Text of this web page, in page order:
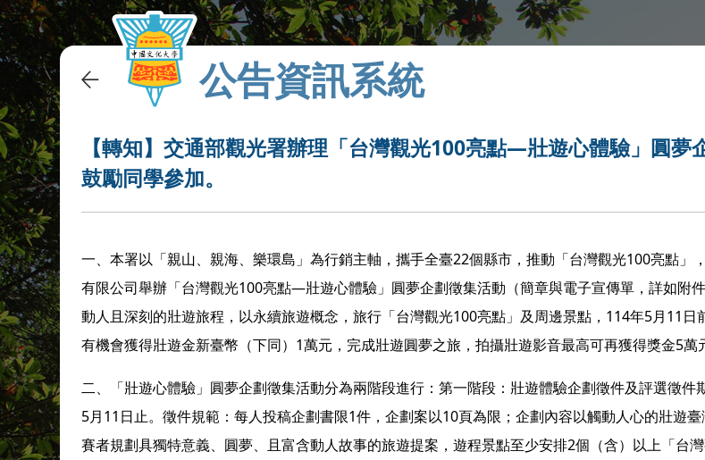
公告資訊系統
【轉知】交通部觀光署辦理「台灣觀光100亮點—壯遊心體驗」圓夢
鼓勵同學參加。
一、本署以「親山、親海、樂環島」為行銷主軸，攜手全臺22個縣市，推動「台灣觀光100亮點」
有限公司舉辦「台灣觀光100亮點—壯遊心體驗」圓夢企劃徵集活動（簡章與電子宣傳單，詳如附
動人且深刻的壯遊旅程，以永續旅遊概念，旅行「台灣觀光100亮點」及周邊景點，114年5月11日
有機會獲得壯遊金新臺幣（下同）1萬元，完成壯遊圓夢之旅，拍攝壯遊影音最高可再獲得獎金5萬
二、「壯遊心體驗」圓夢企劃徵集活動分為兩階段進行：第一階段：壯遊體驗企劃徵件及評選徵件
5月11日止。徵件規範：每人投稿企劃書限1件，企劃案以10頁為限；企劃內容以觸動人心的壯遊
賽者規劃具獨特意義、圓夢、且富含動人故事的旅遊提案，遊程景點至少安排2個（含）以上「台